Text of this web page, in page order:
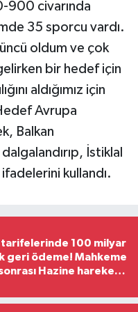
900 civarında
35 sporcu vardı.
oldum ve çok
bir hedef için
aldığımız için
Avrupa
Balkan
İstiklal
kullandı.
tarifelerinde 100 milyar
geri ödeme! Mahkeme
Hazine harekete